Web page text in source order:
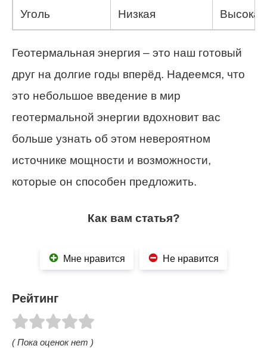
Уголь Низкая Высокая
Геотермальная энергия – это наш готовый
друг на долгие годы вперёд. Надеемся, что
это небольшое введение в мир
геотермальной энергии вдохновит вас
больше узнать об этом невероятном
источнике мощности и возможности,
которые он способен предложить.
Как вам статья?
Мне нравится Не нравится
Рейтинг
( Пока оценок нет )